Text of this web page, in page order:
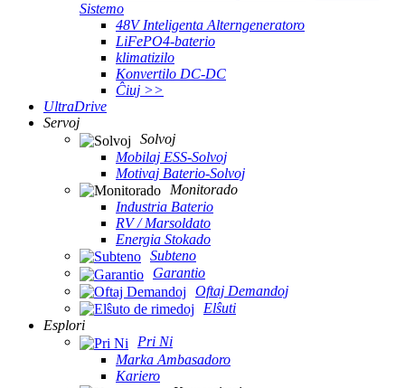
Sistemo
48V Inteligenta Alterngeneratoro
LiFePO4-baterio
klimatizilo
Konvertilo DC-DC
Ĉiuj >>
UltraDrive
Servoj
Solvoj
Mobilaj ESS-Solvoj
Motivaj Baterio-Solvoj
Monitorado
Industria Baterio
RV / Marsoldato
Energia Stokado
Subteno
Garantio
Oftaj Demandoj
Elŝuti
Esplori
Pri Ni
Marka Ambasadoro
Kariero